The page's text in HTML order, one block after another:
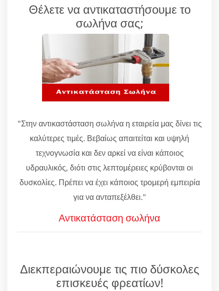
Θέλετε να αντικαταστήσουμε το
σωλήνα σας;
"Στην αντικαστάσταση σωλήνα η εταιρεία μας δίνει τις
καλύτερες τιμές. Βεβαίως απαιτείται και υψηλή
τεχνογνωσία και δεν αρκεί να είναι κάποιος
υδραυλικός, διότι στις λεπτομέρειες κρύβονται οι
δυσκολίες. Πρέπει να έχει κάποιος τρομερή εμπειρία
για να ανταπεξέλθει."
Αντικατάσταση σωλήνα
Διεκπεραιώνουμε τις πιο δύσκολες
επισκευές φρεατίων!